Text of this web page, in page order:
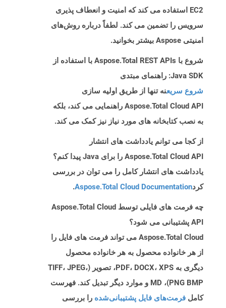
EC2 استفاده می کند که امنیت و انعطاف پذیری
سرویس را تضمین می کند. لطفاً درباره روش‌های
امنیتی Aspose بیشتر بخوانید.
شروع با Aspose.Total REST APIs با استفاده از
Java SDK: راهنمای مبتدی
شروع سریعنه تنها از طریق اولیه سازی
Aspose.Total Cloud API راهنمایی می کند، بلکه
به نصب کتابخانه های مورد نیاز نیز کمک می کند.
از کجا می توانم یادداشت های انتشار
Aspose.Total Cloud API را برای Java پیدا کنم؟
یادداشت های انتشار کامل را می توان در بررسی
کردAspose.Total Cloud Documentation
.
چه فرمت های فایلی توسط Aspose.Total Cloud
API پشتیبانی می شود؟
Aspose.Total Cloud می تواند فرمت های فایل را
از هر خانواده محصول به هر خانواده محصول
دیگری به PDF، DOCX، XPS، تصویر (TIFF، JPEG،
PNG BMP)، MD و موارد دیگر تبدیل کند. فهرست
کامل فرمت‌های فایل پشتیبانی‌شده را بررسی